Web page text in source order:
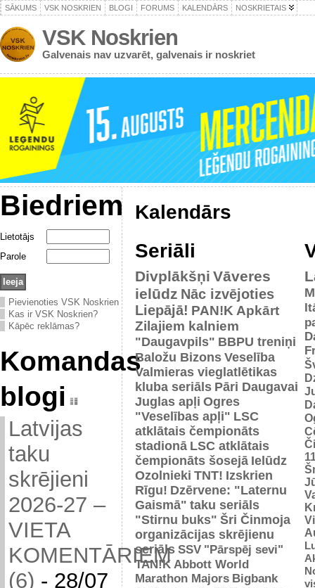
SĀKUMS VSK NOSKRIEN BLOGI FORUMS KALENDĀRS NOSKRIETAIS
VSK Noskrien
Galvenais nav uzvarēt, galvenais ir noskriet
Biedriem
Lietotājs
Parole
Pievienoties VSK Noskrien
Kas ir VSK Noskrien?
Kāpēc reklāmas?
Komandas
blogi
Latvijas
taku
skrējieni
2026-27 –
VIETA
KOMENTĀRIEM
(6) - 28/07
Kalendārs
Seriāli
Divplākšņi Vāveres
ielūdz Nāc izvējoties
Liepājā! PAN!K Apkārt
Zilajiem kalniem
"Daugavpils" BBPU treniņi
Baložu BizonsVeselība
Valmieras vieglatlētikas
kluba seriāls Pāri Daugavai
Juglas apļi Ogres
"Veselības apļi" LSC
atklātais čempionāts
stadionā LSC atklātais
čempionāts šosejā Ielūdz
Ozolnieki TNT! Izskrien
Rīgu! Dzērvene: "Laternu
Gaismā" taku seriāls
"Stirnu buks" Šri Činmoja
organizācijas skrējienu
seriāls SSV "Pārspēj sevi"
TAN!K Abbott World
Marathon Majors Bigbank